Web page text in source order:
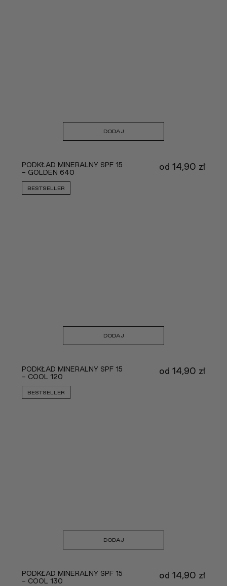
DODAJ
PODKŁAD MINERALNY SPF 15
- GOLDEN 640
BESTSELLER
od 14,90 zł
DODAJ
PODKŁAD MINERALNY SPF 15
- COOL 120
BESTSELLER
od 14,90 zł
DODAJ
PODKŁAD MINERALNY SPF 15
- COOL 130
od 14,90 zł